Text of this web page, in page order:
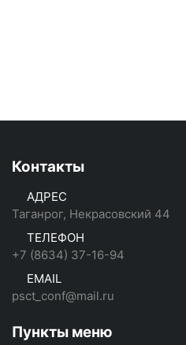
Контакты
АДРЕС
Таганрог, Некрасовский 44
ТЕЛЕФОН
+7 (8634) 37-16-94
EMAIL
psct_conf@mail.ru
Пункты меню